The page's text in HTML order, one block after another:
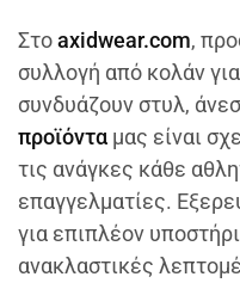
Στοaxidwear.com,
συλλογή από κολάν
συνδυάζουν στυλ,
προϊόντα μας είναι
τις ανάγκες κάθε
επαγγελματίες.
για επιπλέον
ανακλαστικές